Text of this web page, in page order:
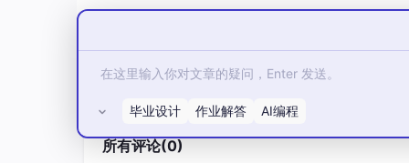
详细视频演示
所有评论(0)
毕业设计 作业解答 AI编程